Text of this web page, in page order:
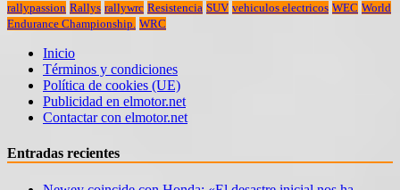
rallypassion Rallys rallywrc Resistencia SUV vehiculos electricos WEC World
Endurance Championship. WRC
Inicio
Términos y condiciones
Política de cookies (UE)
Publicidad en elmotor.net
Contactar con elmotor.net
Entradas recientes